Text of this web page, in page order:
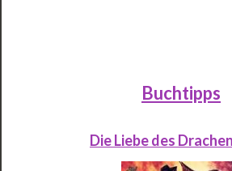
Buchtipps
Die Liebe des